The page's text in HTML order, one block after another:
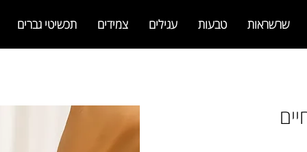
שרשראות טבעות עגילים צמידים תכשיטי גברים